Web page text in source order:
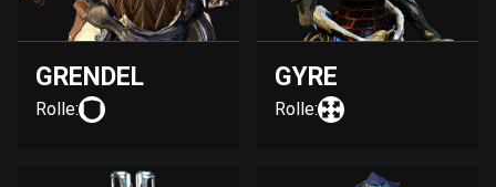
GRENDEL
Rolle:
GYRE
Rolle: